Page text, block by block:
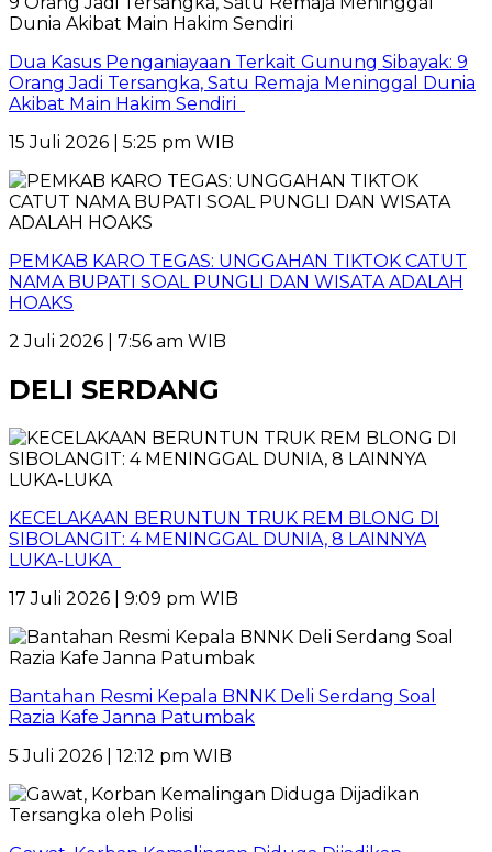
Dua Kasus Penganiayaan Terkait Gunung Sibayak: 9
Orang Jadi Tersangka, Satu Remaja Meninggal Dunia
Akibat Main Hakim Sendiri
15 Juli 2026 | 5:25 pm WIB
PEMKAB KARO TEGAS: UNGGAHAN TIKTOK CATUT
NAMA BUPATI SOAL PUNGLI DAN WISATA ADALAH
HOAKS
2 Juli 2026 | 7:56 am WIB
DELI SERDANG
KECELAKAAN BERUNTUN TRUK REM BLONG DI
SIBOLANGIT: 4 MENINGGAL DUNIA, 8 LAINNYA
LUKA-LUKA
17 Juli 2026 | 9:09 pm WIB
Bantahan Resmi Kepala BNNK Deli Serdang Soal
Razia Kafe Janna Patumbak
5 Juli 2026 | 12:12 pm WIB